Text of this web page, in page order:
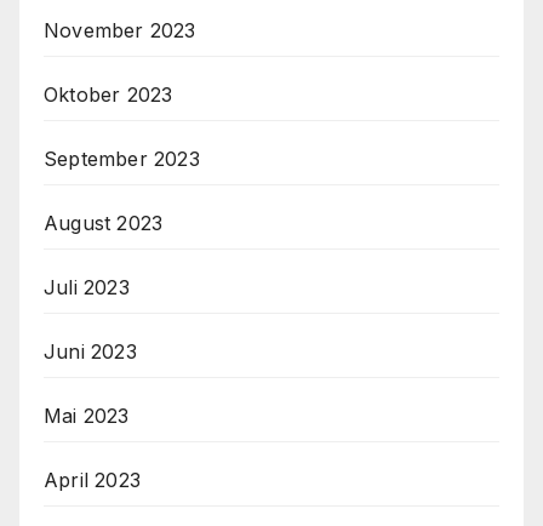
November 2023
Oktober 2023
September 2023
August 2023
Juli 2023
Juni 2023
Mai 2023
April 2023